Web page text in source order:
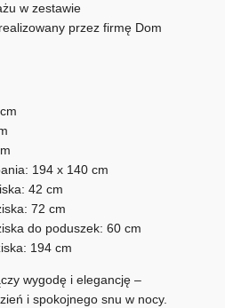
w zestawie
przez firmę Dom
194 x 140 cm
42 cm
72 cm
do poduszek: 60 cm
194 cm
wygodę i elegancję –
i spokojnego snu w nocy.